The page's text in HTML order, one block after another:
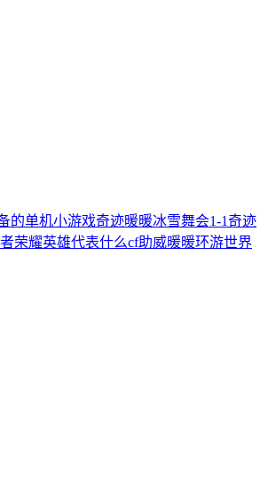
的单机小游戏奇迹暖暖冰雪舞会1-1奇迹
荣耀英雄代表什么cf助威暖暖环游世界